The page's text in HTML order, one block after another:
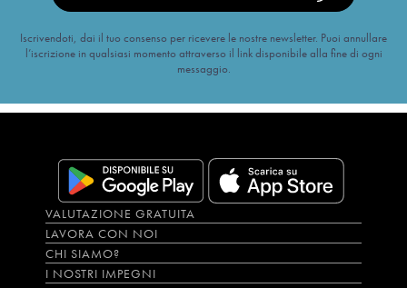
Iscrivendoti, dai il tuo consenso per ricevere le nostre newsletter. Puoi annullare
l’iscrizione in qualsiasi momento attraverso il link disponibile alla fine di ogni
messaggio.
VALUTAZIONE GRATUITA
LAVORA CON NOI
CHI SIAMO?
I NOSTRI IMPEGNI